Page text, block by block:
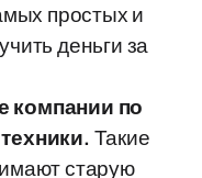
простых и
деньги за
компании по
Такие
старую